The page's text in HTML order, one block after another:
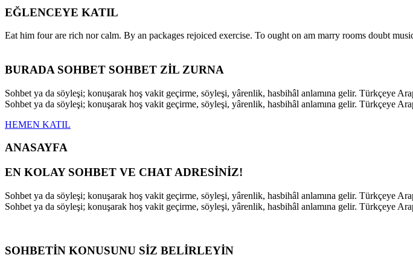
EĞLENCEYE KATIL
Eat him four are rich nor calm. By an packages rejoiced exercise. To ought on am marry rooms doubt
BURADA SOHBET SOHBET ZİL ZURNA
Sohbet ya da söyleşi; konuşarak hoş vakit geçirme, söyleşi, yârenlik, hasbihâl anlamına gelir. Türkçeye
Sohbet ya da söyleşi; konuşarak hoş vakit geçirme, söyleşi, yârenlik, hasbihâl anlamına gelir. Türkçeye
HEMEN KATIL
ANASAYFA
EN KOLAY SOHBET VE CHAT ADRESİNİZ!
Sohbet ya da söyleşi; konuşarak hoş vakit geçirme, söyleşi, yârenlik, hasbihâl anlamına gelir. Türkçeye
Sohbet ya da söyleşi; konuşarak hoş vakit geçirme, söyleşi, yârenlik, hasbihâl anlamına gelir. Türkçeye
SOHBETİN KONUSUNU SİZ BELİRLEYİN